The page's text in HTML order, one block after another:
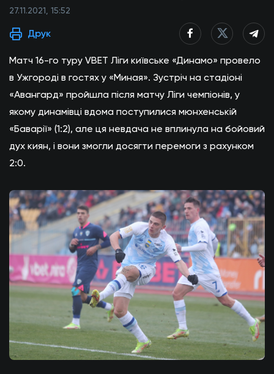
27.11.2021, 15:52
Друк
Матч 16-го туру VBET Ліги київське «Динамо» провело
в Ужгороді в гостях у «Миная». Зустріч на стадіоні
«Авангард» пройшла після матчу Ліги чемпіонів, у
якому динамівці вдома поступилися мюнхенській
«Баварії» (1:2), але ця невдача не вплинула на бойовий
дух киян, і вони змогли досягти перемоги з рахунком
2:0.